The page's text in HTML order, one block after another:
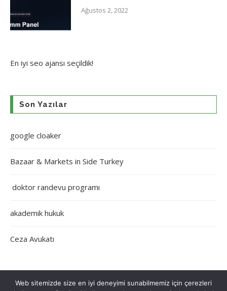
Ağustos 2, 2022
En iyi seo ajansı seçildik!
Son Yazılar
google cloaker
Bazaar & Markets in Side Turkey
doktor randevu programı
akademik hukuk
Ceza Avukatı
Web sitemizde size en iyi deneyimi sunabilmemiz için çerezleri